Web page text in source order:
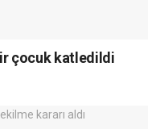
çocuk katledildi